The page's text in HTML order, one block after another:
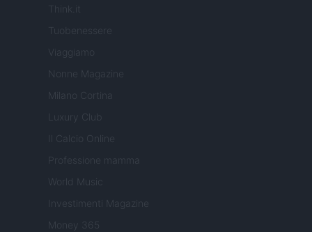
Think.it
Tuobenessere
Viaggiamo
Nonne Magazine
Milano Cortina
Luxury Club
Il Calcio Online
Professione mamma
World Music
Investimenti Magazine
Money 365